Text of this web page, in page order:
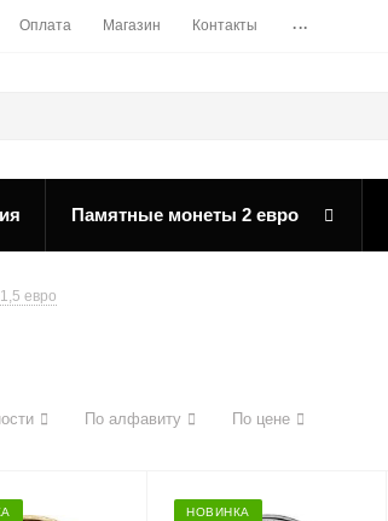
Оплата Магазин Контакты ...
Памятные монеты 2 евро
евро
По алфавиту По цене
НОВИНКА